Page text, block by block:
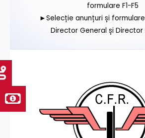
formulare F1-F5
►Selecție anunțuri și
Director General și Director